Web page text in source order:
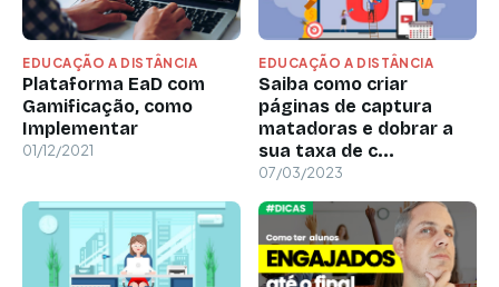
EDUCAÇÃO A DISTÂNCIA
Plataforma EaD com
Gamificação, como
Implementar
01/12/2021
EDUCAÇÃO A DISTÂNCIA
Saiba como criar
páginas de captura
matadoras e dobrar a
sua taxa de c...
07/03/2023